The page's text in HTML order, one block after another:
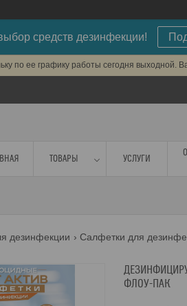
средств дезинфекции!
по ее графику работы сегодня выходной.
ТОВАРЫ УСЛУГИ
дезинфекции Салфетки для
ФЛОУ-ПАК